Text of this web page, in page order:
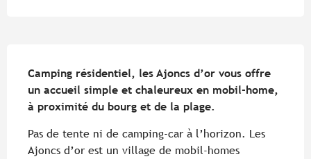
Camping résidentiel, les Ajoncs d’or vous offre
un accueil simple et chaleureux en mobil-home,
à proximité du bourg et de la plage.
Pas de tente ni de camping-car à l’horizon. Les
Ajoncs d’or est un village de mobil-homes